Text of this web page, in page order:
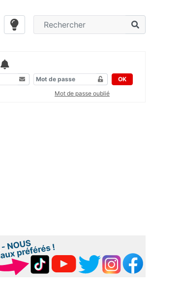
OK
Mot de passe oublié